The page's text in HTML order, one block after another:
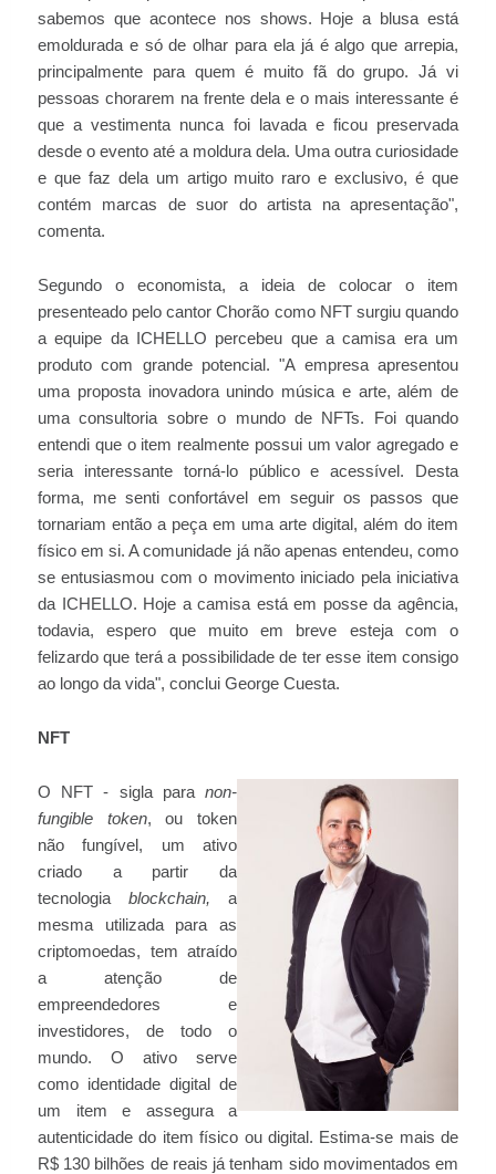
sabemos que acontece nos shows. Hoje a blusa está
emoldurada e só de olhar para ela já é algo que arrepia,
principalmente para quem é muito fã do grupo. Já vi
pessoas chorarem na frente dela e o mais interessante é
que a vestimenta nunca foi lavada e ficou preservada
desde o evento até a moldura dela. Uma outra curiosidade
e que faz dela um artigo muito raro e exclusivo, é que
contém marcas de suor do artista na apresentação",
comenta.
Segundo o economista, a ideia de colocar o item
presenteado pelo cantor Chorão como NFT surgiu quando
a equipe da ICHELLO percebeu que a camisa era um
produto com grande potencial. "A empresa apresentou
uma proposta inovadora unindo música e arte, além de
uma consultoria sobre o mundo de NFTs. Foi quando
entendi que o item realmente possui um valor agregado e
seria interessante torná-lo público e acessível. Desta
forma, me senti confortável em seguir os passos que
tornariam então a peça em uma arte digital, além do item
físico em si. A comunidade já não apenas entendeu, como
se entusiasmou com o movimento iniciado pela iniciativa
da ICHELLO. Hoje a camisa está em posse da agência,
todavia, espero que muito em breve esteja com o
felizardo que terá a possibilidade de ter esse item consigo
ao longo da vida", conclui George Cuesta.
NFT
O NFT - sigla para non-
fungible token, ou token
não fungível, um ativo
criado a partir da
tecnologia blockchain, a
mesma utilizada para as
criptomoedas, tem atraído
a atenção de
empreendedores e
investidores, de todo o
mundo. O ativo serve
como identidade digital de
um item e assegura a
autenticidade do item físico ou digital. Estima-se mais de
R$ 130 bilhões de reais já tenham sido movimentados em